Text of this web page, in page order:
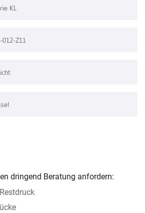
KL
Z11
dringend Beratung anfordern: